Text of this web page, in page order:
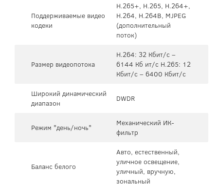
Поддерживаемые видео
кодеки
H.265+, H.265, H.264+,
H.264, H.264B, MJPEG
(дополнительный
поток)
Размер видеопотока
H.264: 32 Кбит/с –
6144 Кб ит/с H.265: 12
Кбит/с – 6400 Кбит/с
Широкий динамический
диапазон
DWDR
Режим "день/ночь"
Механический ИК-
фильтр
Баланс белого
Авто, естественный,
уличное освещение,
уличный, вручную,
зональный